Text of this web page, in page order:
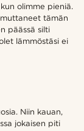
olimme pieniä.
tämän
päässä silti
lämmöstäsi ei
Niin kauan,
jokaisen piti